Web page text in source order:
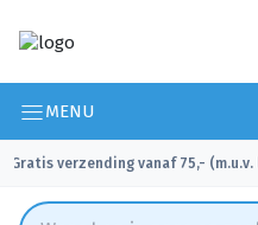
MENU
Gratis verzending vanaf 75,-